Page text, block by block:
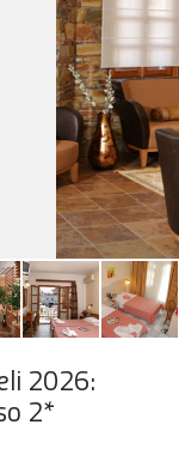
2026:
2*